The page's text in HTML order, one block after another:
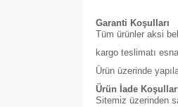
Garanti Koşulları
Tüm ürünler aksi
kargo teslimatı
Ürün üzerinde
Ürün İade
Sitemiz üzerinden